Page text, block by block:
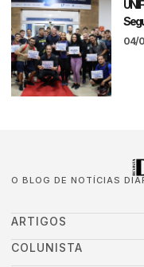
04/
O BLOG DE NOTÍCIAS
ARTIGOS
COLUNISTA